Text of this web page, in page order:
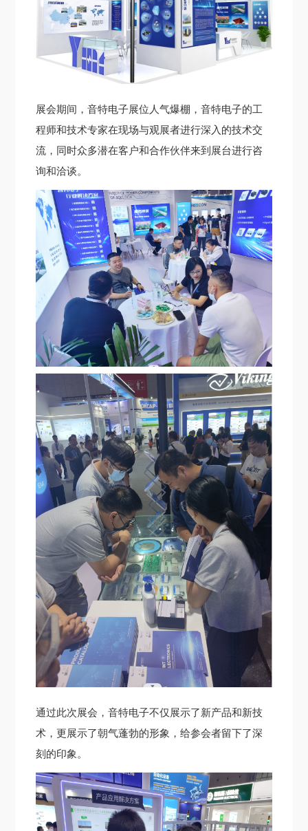
展会期间，音特电子展位人气爆棚，音特电子的工
程师和技术专家在现场与观展者进行深入的技术交
流，同时众多潜在客户和合作伙伴来到展台进行咨
询和洽谈。
通过此次展会，音特电子不仅展示了新产品和新技
术，更展示了朝气蓬勃的形象，给参会者留下了深
刻的印象。